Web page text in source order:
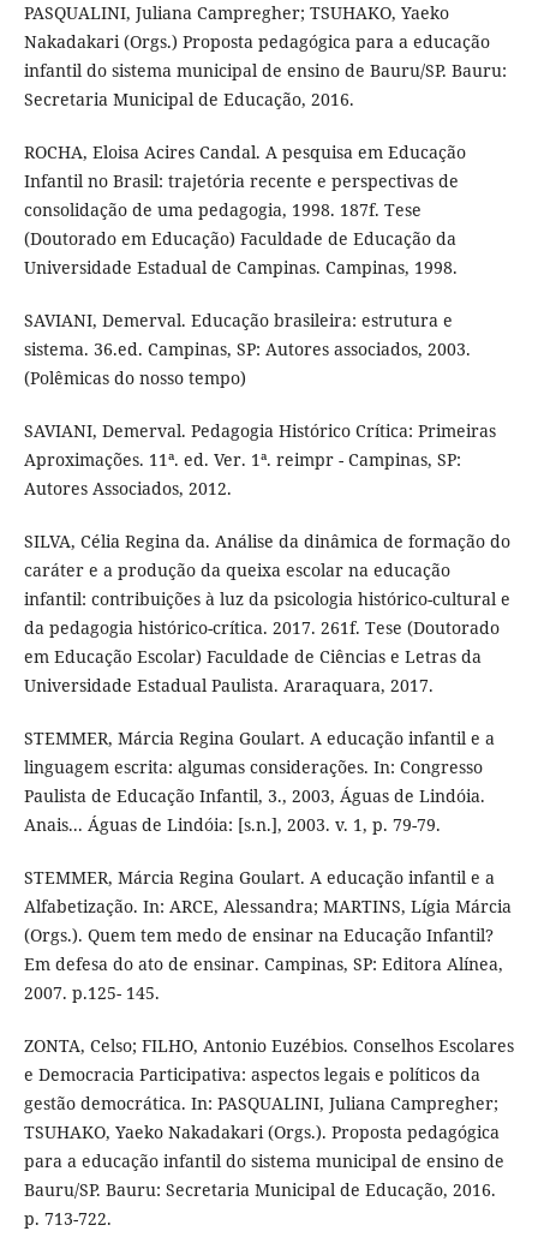
PASQUALINI, Juliana Campregher; TSUHAKO, Yaeko
Nakadakari (Orgs.) Proposta pedagógica para a educação
infantil do sistema municipal de ensino de Bauru/SP. Bauru:
Secretaria Municipal de Educação, 2016.
ROCHA, Eloisa Acires Candal. A pesquisa em Educação
Infantil no Brasil: trajetória recente e perspectivas de
consolidação de uma pedagogia, 1998. 187f. Tese
(Doutorado em Educação) Faculdade de Educação da
Universidade Estadual de Campinas. Campinas, 1998.
SAVIANI, Demerval. Educação brasileira: estrutura e
sistema. 36.ed. Campinas, SP: Autores associados, 2003.
(Polêmicas do nosso tempo)
SAVIANI, Demerval. Pedagogia Histórico Crítica: Primeiras
Aproximações. 11ª. ed. Ver. 1ª. reimpr - Campinas, SP:
Autores Associados, 2012.
SILVA, Célia Regina da. Análise da dinâmica de formação do
caráter e a produção da queixa escolar na educação
infantil: contribuições à luz da psicologia histórico-cultural e
da pedagogia histórico-crítica. 2017. 261f. Tese (Doutorado
em Educação Escolar) Faculdade de Ciências e Letras da
Universidade Estadual Paulista. Araraquara, 2017.
STEMMER, Márcia Regina Goulart. A educação infantil e a
linguagem escrita: algumas considerações. In: Congresso
Paulista de Educação Infantil, 3., 2003, Águas de Lindóia.
Anais... Águas de Lindóia: [s.n.], 2003. v. 1, p. 79-79.
STEMMER, Márcia Regina Goulart. A educação infantil e a
Alfabetização. In: ARCE, Alessandra; MARTINS, Lígia Márcia
(Orgs.). Quem tem medo de ensinar na Educação Infantil?
Em defesa do ato de ensinar. Campinas, SP: Editora Alínea,
2007. p.125- 145.
ZONTA, Celso; FILHO, Antonio Euzébios. Conselhos Escolares
e Democracia Participativa: aspectos legais e políticos da
gestão democrática. In: PASQUALINI, Juliana Campregher;
TSUHAKO, Yaeko Nakadakari (Orgs.). Proposta pedagógica
para a educação infantil do sistema municipal de ensino de
Bauru/SP. Bauru: Secretaria Municipal de Educação, 2016.
p. 713-722.